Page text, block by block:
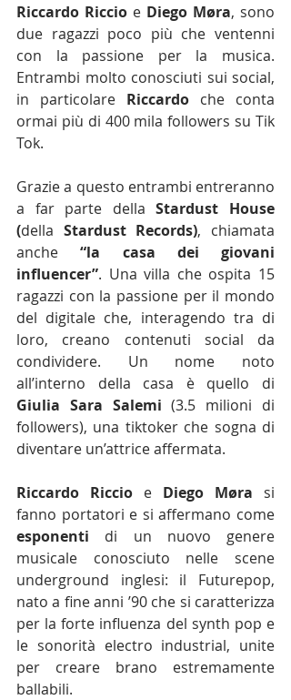
Riccardo Riccio e Diego Møra, sono
due ragazzi poco più che ventenni
con la passione per la musica.
Entrambi molto conosciuti sui social,
in particolare Riccardo che conta
ormai più di 400 mila followers su Tik
Tok.
Grazie a questo entrambi entreranno
a far parte della Stardust House
(della Stardust Records), chiamata
anche “la casa dei giovani
influencer”. Una villa che ospita 15
ragazzi con la passione per il mondo
del digitale che, interagendo tra di
loro, creano contenuti social da
condividere. Un nome noto
Giulia Sara Salemi (3.5 milioni di
followers), una tiktoker che sogna di
diventare un’attrice affermata.
Riccardo Riccio e Diego Møra si
esponenti di un nuovo genere
musicale conosciuto nelle scene
underground inglesi: il Futurepop,
nato a fine anni ’90 che si caratterizza
per la forte influenza del synth pop e
le sonorità electro industrial, unite
per creare brano estremamente
ballabili.